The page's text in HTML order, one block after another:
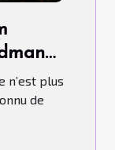
Mères
n’est plus
de